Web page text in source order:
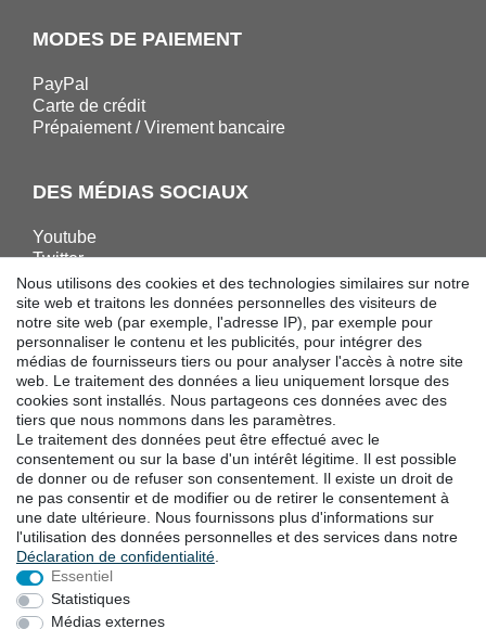
MODES DE PAIEMENT
PayPal
Carte de crédit
Prépaiement / Virement bancaire
DES MÉDIAS SOCIAUX
Youtube
Twitter
Linkedin
Facebook
Instagram
TÉLÉCHARGEMENTS
Catalogues
Technologie
Certificats
Études
Promotion
LOCALITES
Nous utilisons des cookies et des technologies similaires sur notre
site web et traitons les données personnelles des visiteurs de
notre site web (par exemple, l'adresse IP), par exemple pour
personnaliser le contenu et les publicités, pour intégrer des
médias de fournisseurs tiers ou pour analyser l'accès à notre site
web. Le traitement des données a lieu uniquement lorsque des
cookies sont installés. Nous partageons ces données avec des
tiers que nous nommons dans les paramètres.
Le traitement des données peut être effectué avec le
consentement ou sur la base d'un intérêt légitime. Il est possible
de donner ou de refuser son consentement. Il existe un droit de
ne pas consentir et de modifier ou de retirer le consentement à
une date ultérieure. Nous fournissons plus d'informations sur
l'utilisation des données personnelles et des services dans notre
Déclaration de confidentialité
Essentiel
Statistiques
Médias externes